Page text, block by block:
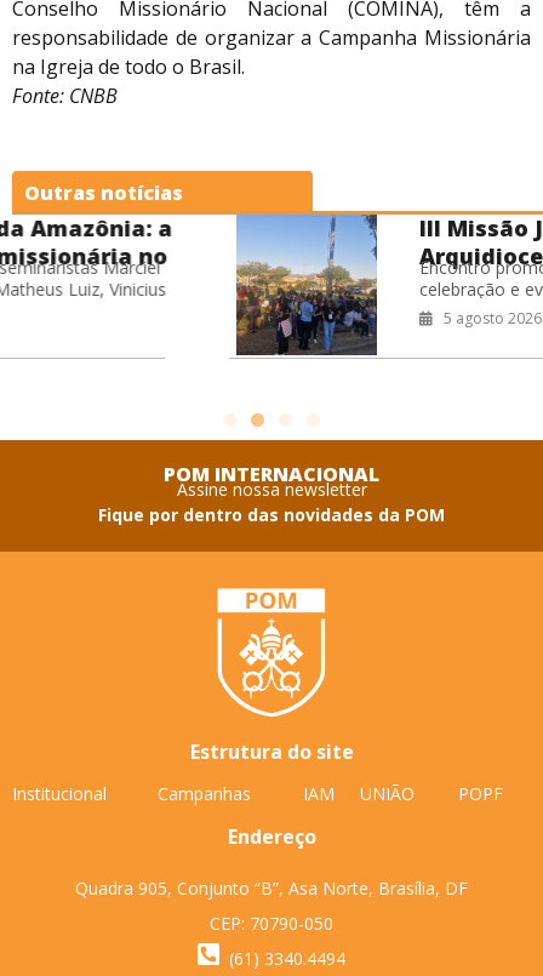
Conselho Missionário Nacional (COMINA), têm a
responsabilidade de organizar a Campanha Missionária
na Igreja de todo o Brasil.
Fonte: CNBB
Outras notícias
III Missão Jovem
Arquidiocesana reúne 400
jovens no RJ
Encontro promoveu formação,
celebração e evangelização nas ruas,
fortalecendo o compromisso missionário
da juventude da Arquidiocese de São
Sebastião do Rio de Janeiro.
5 agosto 2026
POM INTERNACIONAL
Assine nossa newsletter
Fique por dentro das novidades da POM
Estrutura do site
Institucional Campanhas IAM UNIÃO POPF
Endereço
Quadra 905, Conjunto “B”, Asa Norte, Brasília, DF
CEP: 70790-050
(61) 3340.4494